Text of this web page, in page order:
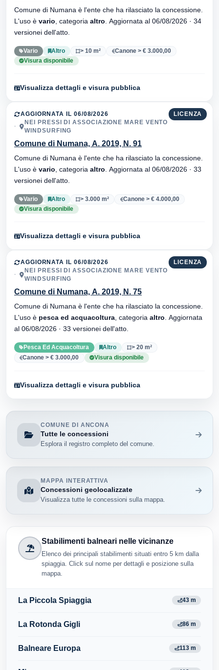
Comune di Numana è l'ente che ha rilasciato la concessione.
L'uso è vario , categoria altro
versionei dell'atto.
Vario Altro > 10 m²
Canone > € 3.000,00
Visura disponibile
Visualizza dettagli e visura pubblica
LICENZA
AGGIORNATA IL 06/08/2026
NEI PRESSI DI ASSOCIAZIONE MARE VENTO
WINDSURFING
Comune di Numana, A. 2019, N. 91
Comune di Numana è l'ente che ha rilasciato la concessione.
L'uso è vario , categoria altro
versionei dell'atto.
Vario Altro > 3.000 m²
Canone > € 4.000,00
Visura disponibile
Visualizza dettagli e visura pubblica
LICENZA
AGGIORNATA IL 06/08/2026
NEI PRESSI DI ASSOCIAZIONE MARE VENTO
WINDSURFING
Comune di Numana, A. 2019, N. 75
Comune di Numana è l'ente che ha rilasciato la concessione.
L'uso è pesca ed acquacoltura , categoria altro
al 06/08/2026 · 33 versionei dell'atto.
Pesca Ed Acquacoltura Altro
> 20 m²
Canone > € 3.000,00
Visura disponibile
Visualizza dettagli e visura pubblica
COMUNE DI ANCONA
Tutte le concessioni
Esplora il registro completo del comune.
MAPPA INTERATTIVA
Concessioni geolocalizzate
Visualizza tutte le concessioni sulla mappa.
Stabilimenti balneari nelle vicinanze
Elenco dei principali stabilimenti situati entro 5 km dalla
spiaggia. Click sul nome per dettagli e posizione sulla
mappa.
La Piccola Spiaggia 43 m
La Rotonda Gigli 86 m
Balneare Europa 113 m